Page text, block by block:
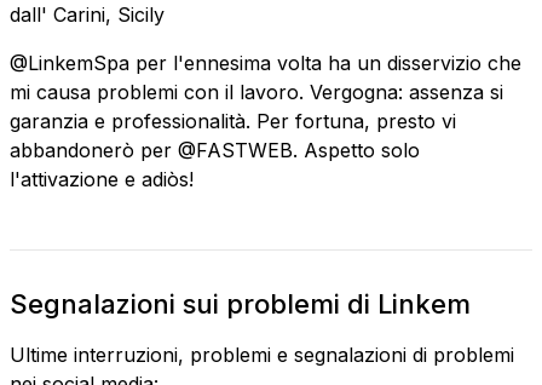
dall' Carini, Sicily
@LinkemSpa per l'ennesima volta ha un disservizio che
mi causa problemi con il lavoro. Vergogna: assenza si
garanzia e professionalità. Per fortuna, presto vi
abbandonerò per @FASTWEB. Aspetto solo
l'attivazione e adiòs!
Segnalazioni sui problemi di Linkem
Ultime interruzioni, problemi e segnalazioni di problemi